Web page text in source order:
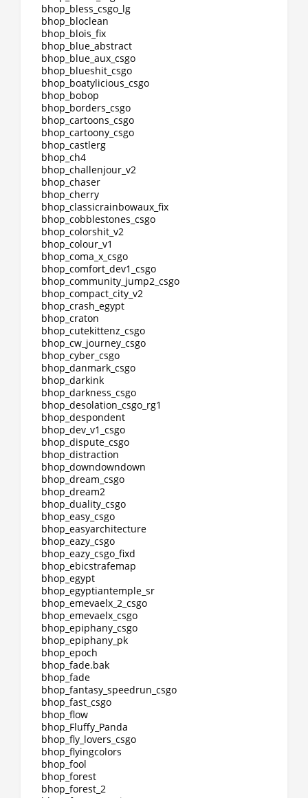
bhop_bless_csgo_lg
bhop_bloclean
bhop_blois_fix
bhop_blue_abstract
bhop_blue_aux_csgo
bhop_blueshit_csgo
bhop_boatylicious_csgo
bhop_bobop
bhop_borders_csgo
bhop_cartoons_csgo
bhop_cartoony_csgo
bhop_castlerg
bhop_ch4
bhop_challenjour_v2
bhop_chaser
bhop_cherry
bhop_classicrainbowaux_fix
bhop_cobblestones_csgo
bhop_colorshit_v2
bhop_colour_v1
bhop_coma_x_csgo
bhop_comfort_dev1_csgo
bhop_community_jump2_csgo
bhop_compact_city_v2
bhop_crash_egypt
bhop_craton
bhop_cutekittenz_csgo
bhop_cw_journey_csgo
bhop_cyber_csgo
bhop_danmark_csgo
bhop_darkink
bhop_darkness_csgo
bhop_desolation_csgo_rg1
bhop_despondent
bhop_dev_v1_csgo
bhop_dispute_csgo
bhop_distraction
bhop_downdowndown
bhop_dream_csgo
bhop_dream2
bhop_duality_csgo
bhop_easy_csgo
bhop_easyarchitecture
bhop_eazy_csgo
bhop_eazy_csgo_fixd
bhop_ebicstrafemap
bhop_egypt
bhop_egyptiantemple_sr
bhop_emevaelx_2_csgo
bhop_emevaelx_csgo
bhop_epiphany_csgo
bhop_epiphany_pk
bhop_epoch
bhop_fade.bak
bhop_fade
bhop_fantasy_speedrun_csgo
bhop_fast_csgo
bhop_flow
bhop_Fluffy_Panda
bhop_fly_lovers_csgo
bhop_flyingcolors
bhop_fool
bhop_forest
bhop_forest_2